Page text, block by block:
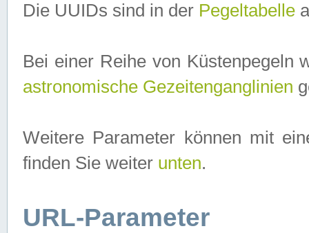
Die UUIDs sind in der Pegeltabelle
Bei einer Reihe von Küstenpegeln
astronomische Gezeitenganglinien
Weitere Parameter können mit
finden Sie weiter unten.
URL-Parameter